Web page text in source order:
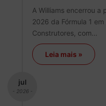
A Williams encerrou a
2026 da Fórmula 1
Construtores, com…
Leia mais »
jul
- 2026 -